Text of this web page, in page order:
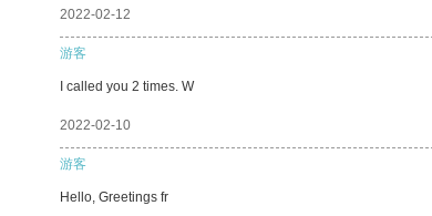
2022-02-12
游客
I called you 2 times. W
2022-02-10
游客
Hello, Greetings fr